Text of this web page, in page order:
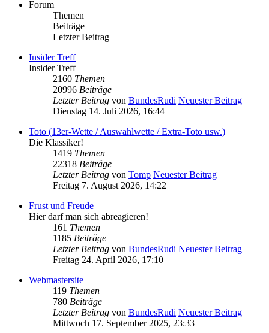
Forum
Themen
Beiträge
Letzter Beitrag
Insider Treff
Insider Treff
2160 Themen
20996 Beiträge
Letzter Beitrag von BundesRudi Neuester Beitrag
Dienstag 14. Juli 2026, 16:44
Toto (13er-Wette / Auswahlwette / Extra-Toto usw.)
Die Klassiker!
1419 Themen
22318 Beiträge
Letzter Beitrag von Tomp Neuester Beitrag
Freitag 7. August 2026, 14:22
Frust und Freude
Hier darf man sich abreagieren!
161 Themen
1185 Beiträge
Letzter Beitrag von BundesRudi Neuester Beitrag
Freitag 24. April 2026, 17:10
Webmastersite
119 Themen
780 Beiträge
Letzter Beitrag von BundesRudi Neuester Beitrag
Mittwoch 17. September 2025, 23:33